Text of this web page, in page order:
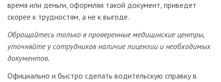
время или деньги, оформляя такой документ, приведет
скорее к трудностям, а не к выгоде.
Обращайтесь только в проверенные медицинские центры,
уточняйте у сотрудников наличие лицензии и необходимых
документов.
Официально и быстро сделать водительскую справку в